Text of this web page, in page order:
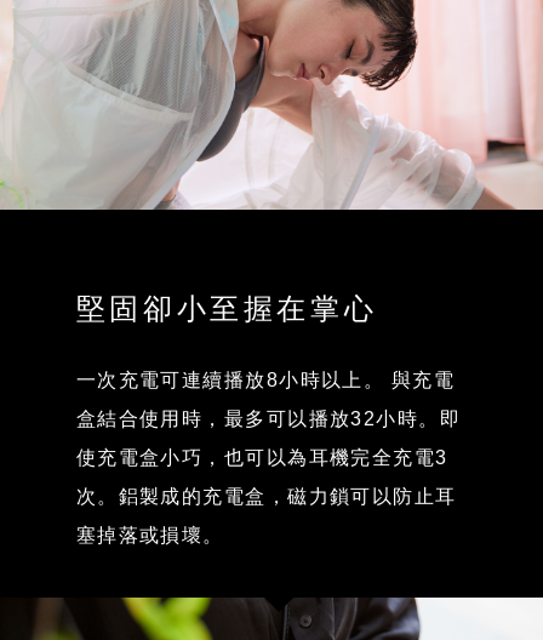
堅固卻小至握在掌心
一次充電可連續播放8小時以上。 與充電
盒結合使用時，最多可以播放32小時。即
使充電盒小巧，也可以為耳機完全充電3
次。鋁製成的充電盒，磁力鎖可以防止耳
塞掉落或損壞。